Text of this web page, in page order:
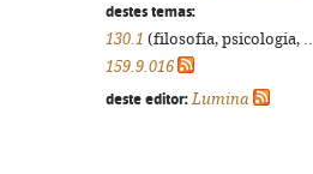
destes temas:
130.1 (filosofia, psicologia,
159.9.016
deste editor: Lumina